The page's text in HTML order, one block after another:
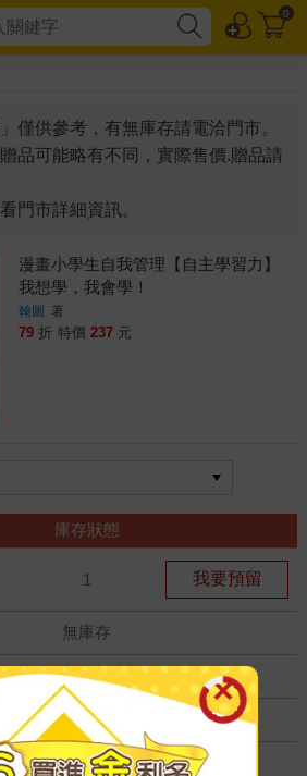
0
僅供參考，有無庫存請電洽門市。
品可能略有不同，實際售價.贈品請
門市詳細資訊。
漫畫小學生自我管理【自主學習力】
我想學，我會學！
翰圖 著
79 折 特價 237 元
庫存狀態
1 我要預留
無庫存
無庫存
無庫存
無庫存